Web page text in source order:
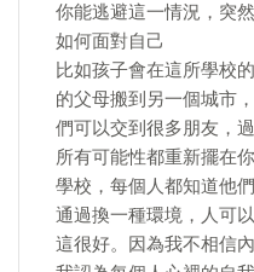
你能逃避這一情況，突
如何面對自己
比如孩子會在這所學校
的父母搬到另一個城市
們可以交到很多朋友，
所有可能性都重新擺在
學校，每個人都知道他
通過換一種環境，人可
這很好。因為我不相信